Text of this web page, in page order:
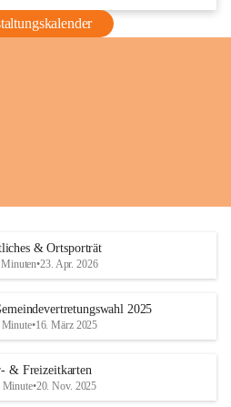
& Ortsporträt
Minuten•23. Apr. 2026
2025
Minute•16. März 2025
& Freizeitkarten
Minute•20. Nov. 2025